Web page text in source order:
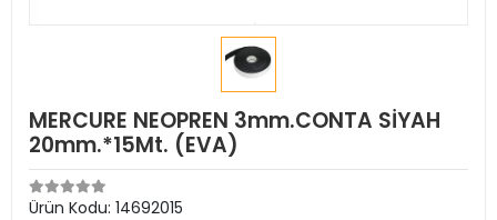
MERCURE NEOPREN 3mm.CONTA SİYAH
20mm.*15Mt. (EVA)
Ürün Kodu: 14692015